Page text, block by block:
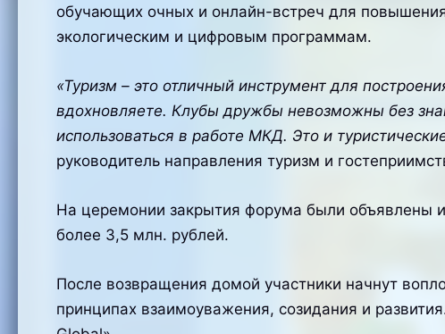
обучающих очных и онлайн-встреч для
экологическим и цифровым программам.
«Туризм – это отличный инструмент для
вдохновляете. Клубы дружбы невозможны без
использоваться в работе МКД. Это и
руководитель направления туризм и
На церемонии закрытия форума были объявлены
более 3,5 млн. рублей.
После возвращения домой участники начнут
принципах взаимоуважения, созидания и